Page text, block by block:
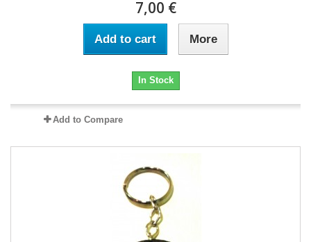
7,00 €
Add to cart More
In Stock
Add to Compare